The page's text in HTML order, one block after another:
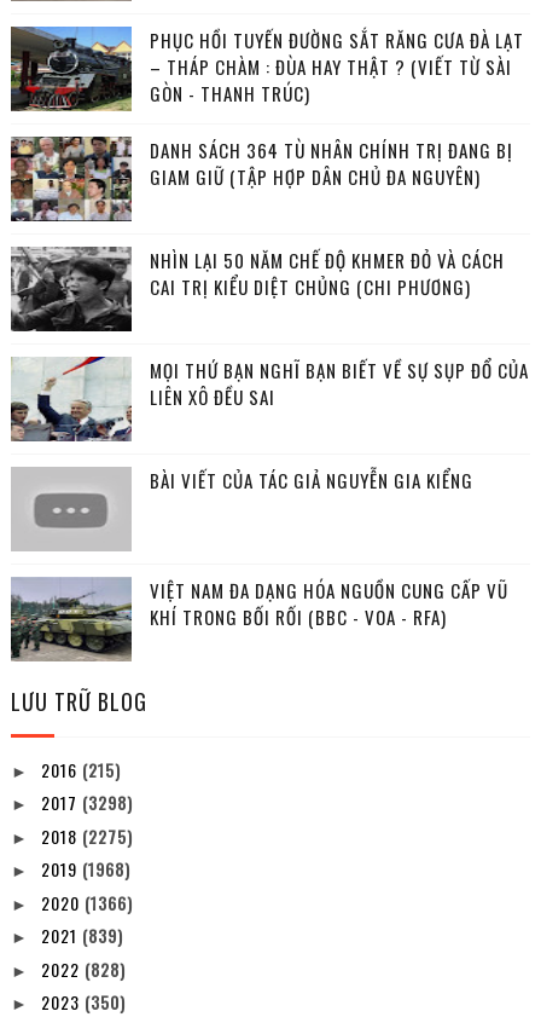
PHỤC HỒI TUYẾN ĐƯỜNG SẮT RĂNG CƯA ĐÀ LẠT
– THÁP CHÀM : ĐÙA HAY THẬT ? (VIẾT TỪ SÀI
GÒN - THANH TRÚC)
DANH SÁCH 364 TÙ NHÂN CHÍNH TRỊ ĐANG BỊ
GIAM GIỮ (TẬP HỢP DÂN CHỦ ĐA NGUYÊN)
NHÌN LẠI 50 NĂM CHẾ ĐỘ KHMER ĐỎ VÀ CÁCH
CAI TRỊ KIỂU DIỆT CHỦNG (CHI PHƯƠNG)
MỌI THỨ BẠN NGHĨ BẠN BIẾT VỀ SỰ SỤP ĐỔ CỦA
LIÊN XÔ ĐỀU SAI
BÀI VIẾT CỦA TÁC GIẢ NGUYỄN GIA KIỂNG
VIỆT NAM ĐA DẠNG HÓA NGUỒN CUNG CẤP VŨ
KHÍ TRONG BỐI RỐI (BBC - VOA - RFA)
LƯU TRỮ BLOG
► 2016 (215)
► 2017 (3298)
► 2018 (2275)
► 2019 (1968)
► 2020 (1366)
► 2021 (839)
► 2022 (828)
► 2023 (350)